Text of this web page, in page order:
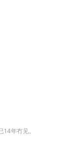
年冇见。